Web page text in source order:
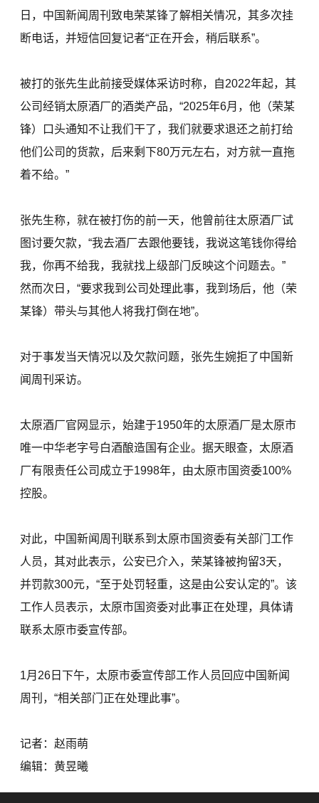
日，中国新闻周刊致电荣某锋了解相关情况，其多次挂
断电话，并短信回复记者“正在开会，稍后联系”。
被打的张先生此前接受媒体采访时称，自2022年起，其
公司经销太原酒厂的酒类产品，“2025年6月，他（荣某
锋）口头通知不让我们干了，我们就要求退还之前打给
他们公司的货款，后来剩下80万元左右，对方就一直拖
着不给。”
张先生称，就在被打伤的前一天，他曾前往太原酒厂试
图讨要欠款，“我去酒厂去跟他要钱，我说这笔钱你得给
我，你再不给我，我就找上级部门反映这个问题去。”
然而次日，“要求我到公司处理此事，我到场后，他（荣
某锋）带头与其他人将我打倒在地”。
对于事发当天情况以及欠款问题，张先生婉拒了中国新
闻周刊采访。
太原酒厂官网显示，始建于1950年的太原酒厂是太原市
唯一中华老字号白酒酿造国有企业。据天眼查，太原酒
厂有限责任公司成立于1998年，由太原市国资委100%
控股。
对此，中国新闻周刊联系到太原市国资委有关部门工作
人员，其对此表示，公安已介入，荣某锋被拘留3天，
并罚款300元，“至于处罚轻重，这是由公安认定的”。该
工作人员表示，太原市国资委对此事正在处理，具体请
联系太原市委宣传部。
1月26日下午，太原市委宣传部工作人员回应中国新闻
周刊，“相关部门正在处理此事”。
记者：赵雨萌
编辑：黄昱曦